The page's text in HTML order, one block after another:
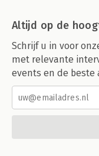
Altijd op de
Schrijf u in voor
met relevante
events en de beste